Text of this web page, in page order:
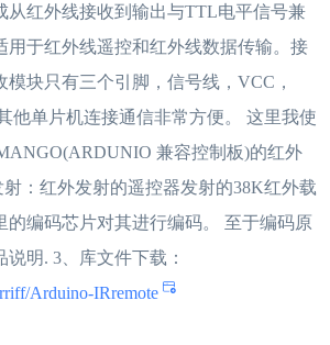
从红外线接收到输出与TTL电平信号兼
用于红外线遥控和红外线数据传输。接
块只有三个引脚，信号线，VCC，
他单片机连接通信非常方便。 这里我使
兼容控制板)的红外
：红外发射的遥控器发射的38K红外载
的编码芯片对其进行编码。 至于编码原
明. 3、库文件下载：
Arduino-IRremote